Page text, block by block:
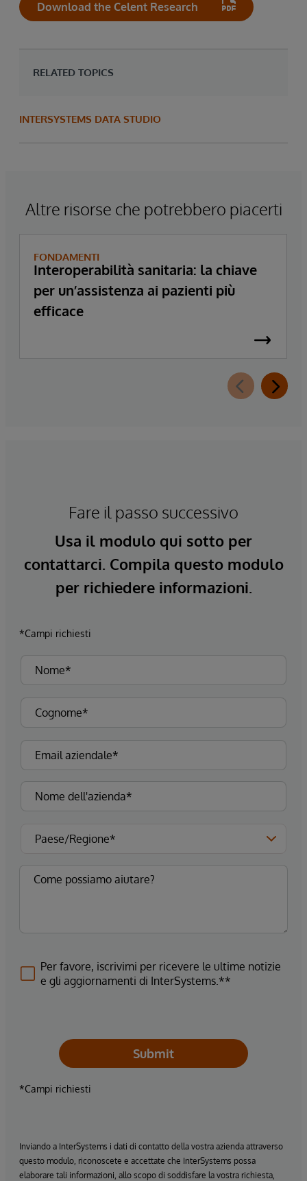
Download the Celent Research
RELATED TOPICS
INTERSYSTEMS DATA STUDIO
Altre risorse che potrebbero piacerti
FONDAMENTI
Interoperabilità sanitaria: la chiave
per un’assistenza ai pazienti più
efficace
Fare il passo successivo
Usa il modulo qui sotto per
contattarci. Compila questo modulo
per richiedere informazioni.
*Campi richiesti
Per favore, iscrivimi per ricevere le ultime notizie
e gli aggiornamenti di InterSystems.**
Submit
*Campi richiesti
Inviando a InterSystems i dati di contatto della vostra azienda attraverso
questo modulo, riconoscete e accettate che InterSystems possa
elaborare tali informazioni, allo scopo di soddisfare la vostra richiesta,